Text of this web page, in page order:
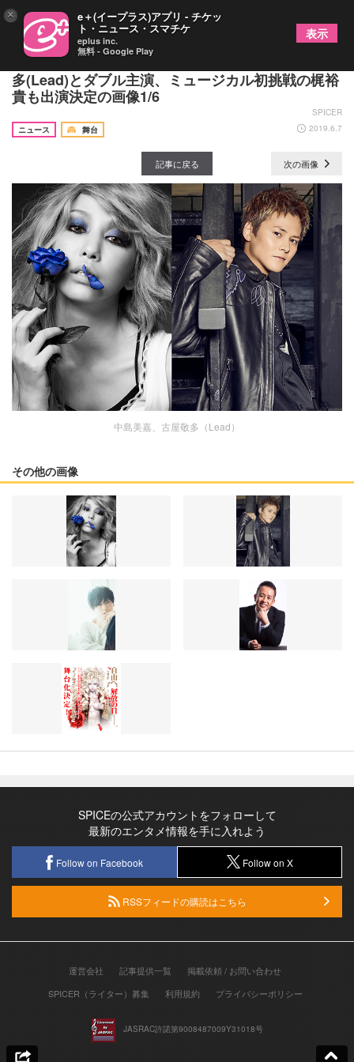
中島美嘉が初舞台『イノサン musicale』で古屋敬
多(Lead)とダブル主演、ミュージカル初挑戦の梶裕
貴も出演決定の画像1/6
SPICER
ニュース
舞台 2019.6.7
記事に戻る 次の画像
中島美嘉、古屋敬多（Lead）
その他の画像
SPICEの公式アカウントをフォローして
最新のエンタメ情報を手に入れよう
Follow on Facebook Follow on X
RSSフィードの購読はこちら
運営会社 記事提供一覧
掲載依頼 / お問い合わせ
SPICER（ライター）募集
利用規約 プライバシーポリシー
JASRAC許諾第9008487009Y31018号
× e＋(イープラス)アプリ - チケッ
ト・ニュース・スマチケ
eplus inc.
無料 - Google Play
表示